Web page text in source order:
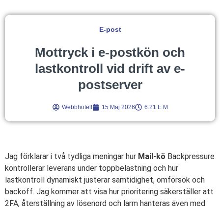
E-post
Mottryck i e-postkön och
lastkontroll vid drift av e-
postserver
Webbhotell 15 Maj 2026 6:21 E M
Jag förklarar i två tydliga meningar hur Mail-kö Backpressure
kontrollerar leverans under toppbelastning och hur
lastkontroll dynamiskt justerar samtidighet, omförsök och
backoff. Jag kommer att visa hur prioritering säkerställer att
2FA, återställning av lösenord och larm hanteras även med